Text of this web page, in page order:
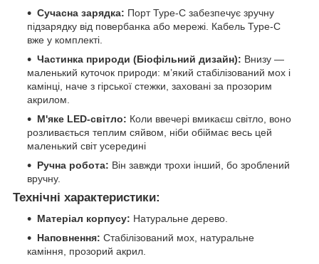
Сучасна зарядка: Порт Type-C забезпечує зручну
підзарядку від повербанка або мережі. Кабель Type-C
вже у комплекті.
Частинка природи (Біофільний дизайн): Внизу —
маленький куточок природи: м’який стабілізований мох і
камінці, наче з гірської стежки, заховані за прозорим
акрилом.
М'яке LED-світло: Коли ввечері вмикаєш світло, воно
розливається теплим сяйвом, ніби обіймає весь цей
маленький світ усередині
Ручна робота: Він завжди трохи інший, бо зроблений
вручну.
Технічні характеристики:
Матеріал корпусу: Натуральне дерево.
Наповнення: Стабілізований мох, натуральне
каміння, прозорий акрил.